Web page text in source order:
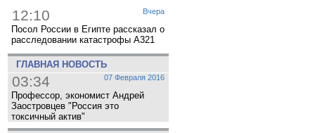
Вчера
12:10
Посол России в Египте рассказал о
расследовании катастрофы A321
ГЛАВНАЯ НОВОСТЬ
07 Февраля 2016
03:34
Профессор, экономист Андрей
Заостровцев "Россия это
токсичный актив"